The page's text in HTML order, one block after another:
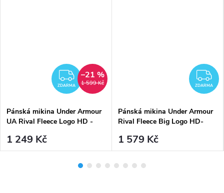
ZDARMA
ZDARMA 1 599 Kč
–21 %
Pánská mikina Under Armour
UA Rival Fleece Logo HD -
1 249 Kč
ZDARMA
Pánská mikina Under Armour
Rival Fleece Big Logo HD-
1 579 Kč